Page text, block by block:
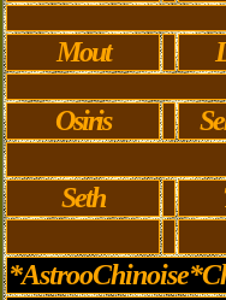
Mout
Osiris
Seth